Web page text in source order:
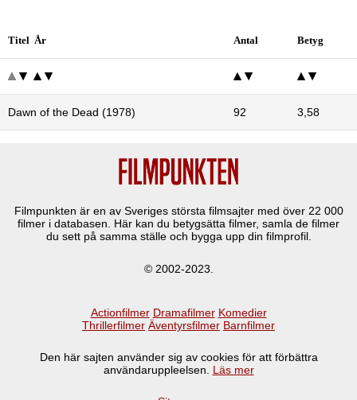
Titel År Antal Betyg
Dawn of the Dead (1978) 92 3,58
Filmpunkten är en av Sveriges största filmsajter med över 22 000
filmer i databasen. Här kan du betygsätta filmer, samla de filmer
du sett på samma ställe och bygga upp din filmprofil.
© 2002-2023.
Actionfilmer Dramafilmer Komedier
Thrillerfilmer Äventyrsfilmer Barnfilmer
Den här sajten använder sig av cookies för att förbättra
användaruppleelsen. Läs mer